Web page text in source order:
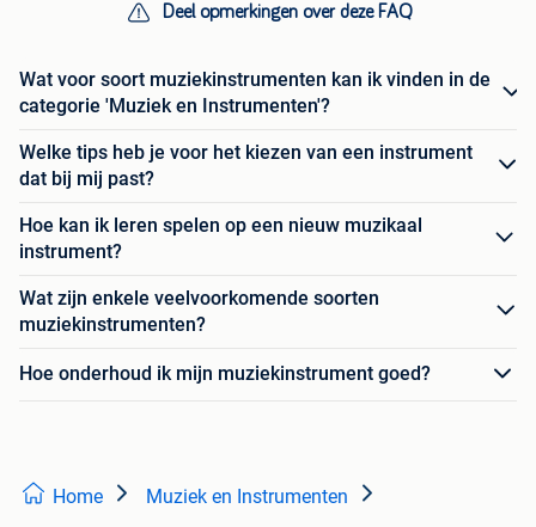
Deel opmerkingen over deze FAQ
Wat voor soort muziekinstrumenten kan ik vinden in de
categorie 'Muziek en Instrumenten'?
Welke tips heb je voor het kiezen van een instrument
dat bij mij past?
Hoe kan ik leren spelen op een nieuw muzikaal
instrument?
Wat zijn enkele veelvoorkomende soorten
muziekinstrumenten?
Hoe onderhoud ik mijn muziekinstrument goed?
Home Muziek en Instrumenten